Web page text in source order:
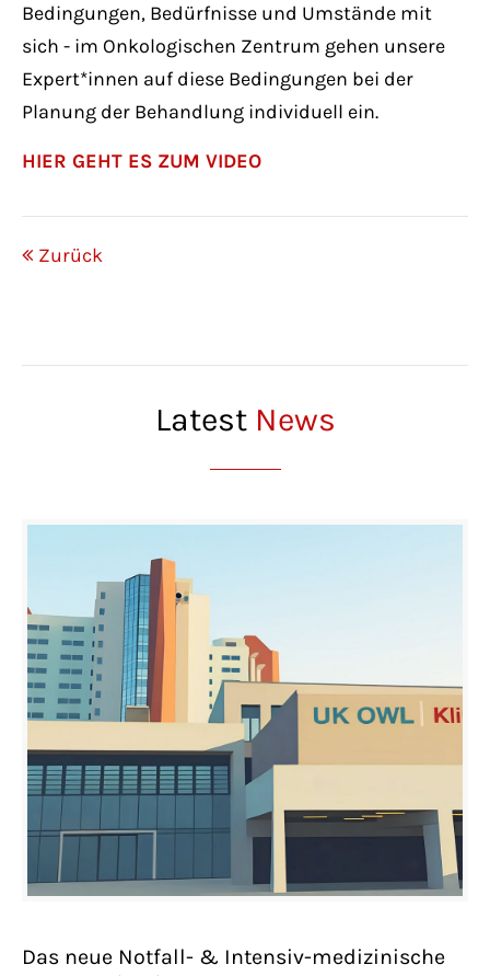
Bedingungen, Bedürfnisse und Umstände mit
sich - im Onkologischen Zentrum gehen unsere
Expert*innen auf diese Bedingungen bei der
Planung der Behandlung individuell ein.
HIER GEHT ES ZUM VIDEO
Zurück
Latest News
Das neue Notfall- & Intensiv-medizinische